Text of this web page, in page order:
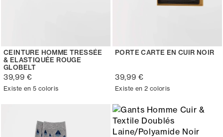
CEINTURE HOMME TRESSÉE
& ELASTIQUÉE ROUGE
GLOBELT
39,99 €
Existe en 5 coloris
PORTE CARTE EN CUIR NOIR
39,99 €
Existe en 2 coloris